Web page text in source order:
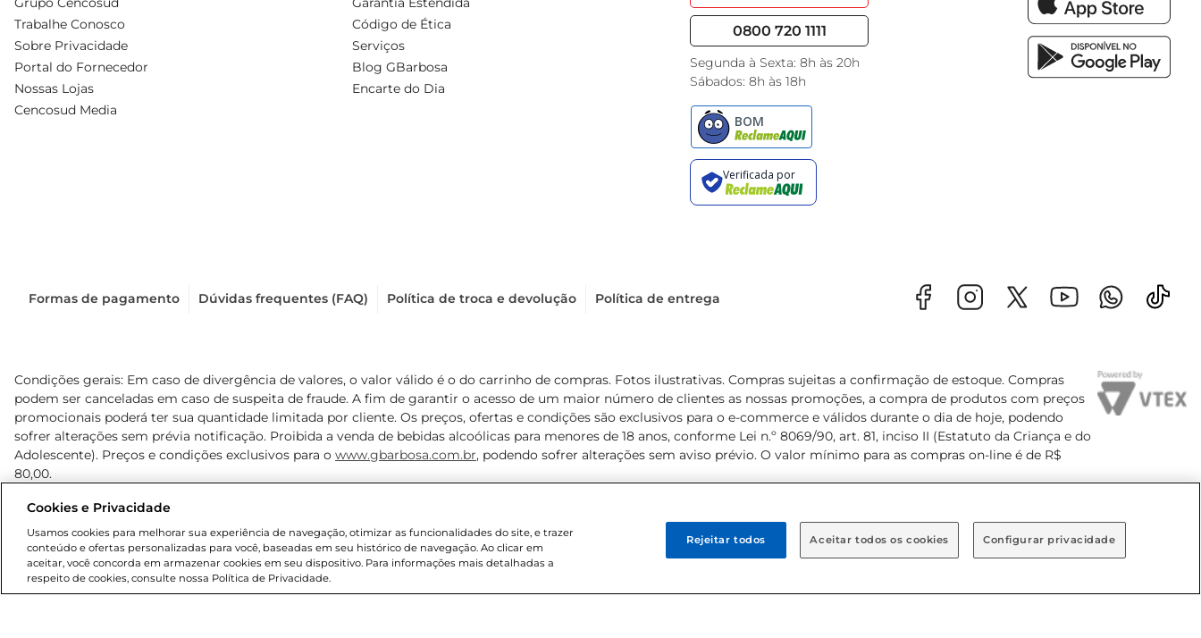
Trabalhe Conosco
Sobre Privacidade
Portal do Fornecedor
Nossas Lojas
Cencosud Media
Código de Ética
Serviços
Blog GBarbosa
Encarte do Dia
0800 720 1111
Segunda à Sexta: 8h às 20h
Sábados: 8h às 18h
Formas de pagamento Dúvidas frequentes (FAQ) Política de troca e devolução Política de entrega
Condições gerais: Em caso de divergência de valores, o valor válido é o do carrinho de compras. Fotos ilustrativas. Compras sujeitas a confirmação de estoque. Compras
podem ser canceladas em caso de suspeita de fraude. A fim de garantir o acesso de um maior número de clientes as nossas promoções, a compra de produtos com preços
promocionais poderá ter sua quantidade limitada por cliente. Os preços, ofertas e condições são exclusivos para o e-commerce e válidos durante o dia de hoje, podendo
sofrer alterações sem prévia notificação. Proibida a venda de bebidas alcoólicas para menores de 18 anos, conforme Lei n.º 8069/90, art. 81, inciso II (Estatuto da Criança e do
Adolescente). Preços e condições exclusivos para o www.gbarbosa.com.br, podendo sofrer alterações sem aviso prévio. O valor mínimo para as compras on-line é de R$
80,00.
Cookies e Privacidade
Usamos cookies para melhorar sua experiência de navegação, otimizar as funcionalidades do site, e trazer
conteúdo e ofertas personalizadas para você, baseadas em seu histórico de navegação. Ao clicar em
aceitar, você concorda em armazenar cookies em seu dispositivo. Para informações mais detalhadas a
respeito de cookies, consulte nossa Política de Privacidade.
Configurar privacidade
Rejeitar todos Aceitar todos os cookies